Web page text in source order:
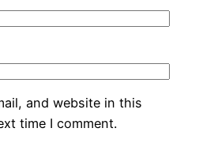
and website in this
time I comment.